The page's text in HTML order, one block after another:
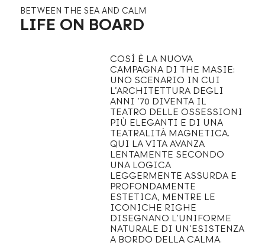
BETWEEN THE SEA AND CALM
LIFE ON BOARD
COSÌ È LA NUOVA
CAMPAGNA DI THE MASIE:
UNO SCENARIO IN CUI
L’ARCHITETTURA DEGLI
ANNI ’70 DIVENTA IL
TEATRO DELLE OSSESSIONI
PIÙ ELEGANTI E DI UNA
TEATRALITÀ MAGNETICA.
QUI LA VITA AVANZA
LENTAMENTE SECONDO
UNA LOGICA
LEGGERMENTE ASSURDA E
PROFONDAMENTE
ESTETICA, MENTRE LE
ICONICHE RIGHE
DISEGNANO L’UNIFORME
NATURALE DI UN’ESISTENZA
A BORDO DELLA CALMA.